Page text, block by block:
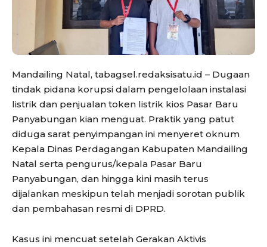
Mandailing Natal, tabagsel.redaksisatu.id – Dugaan
tindak pidana korupsi dalam pengelolaan instalasi
listrik dan penjualan token listrik kios Pasar Baru
Panyabungan kian menguat. Praktik yang patut
diduga sarat penyimpangan ini menyeret oknum
Kepala Dinas Perdagangan Kabupaten Mandailing
Natal serta pengurus/kepala Pasar Baru
Panyabungan, dan hingga kini masih terus
dijalankan meskipun telah menjadi sorotan publik
dan pembahasan resmi di DPRD.
Kasus ini mencuat setelah Gerakan Aktivis